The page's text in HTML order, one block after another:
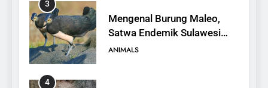
4
Mengenal Hewan Musang,
Karakteristik, Jenis, dan
Peran dalam Ekosistem
ANIMALS
5